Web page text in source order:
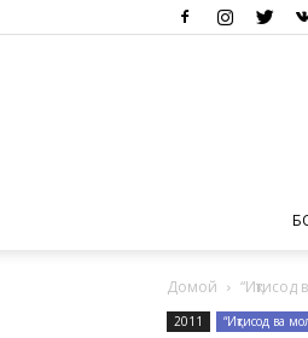
Домой
2011 “Иқтисод ва